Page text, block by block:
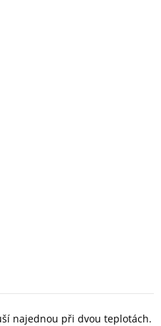
najednou při dvou teplotách.